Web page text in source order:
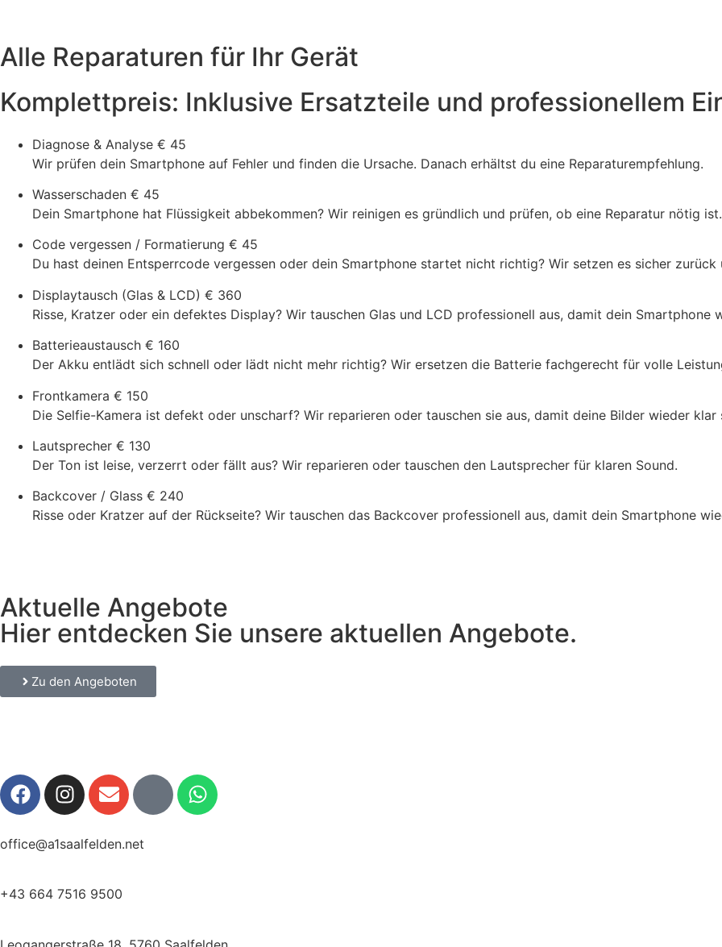
Alle Reparaturen für Ihr Gerät
Komplettpreis: Inklusive Ersatzteile und professionellem
Diagnose & Analyse € 45
Wir prüfen dein Smartphone auf Fehler und finden die Ursache. Danach erhältst du eine Reparaturempfehlung.
Wasserschaden € 45
Dein Smartphone hat Flüssigkeit abbekommen? Wir reinigen es gründlich und prüfen, ob eine Reparatur nötig ist.
Code vergessen / Formatierung € 45
Du hast deinen Entsperrcode vergessen oder dein Smartphone startet nicht richtig? Wir setzen es sicher zurück
Displaytausch (Glas & LCD) € 360
Risse, Kratzer oder ein defektes Display? Wir tauschen Glas und LCD professionell aus, damit dein Smartphone
Batterieaustausch € 160
Der Akku entlädt sich schnell oder lädt nicht mehr richtig? Wir ersetzen die Batterie fachgerecht für volle
Frontkamera € 150
Die Selfie-Kamera ist defekt oder unscharf? Wir reparieren oder tauschen sie aus, damit deine Bilder wieder klar
Lautsprecher € 130
Der Ton ist leise, verzerrt oder fällt aus? Wir reparieren oder tauschen den Lautsprecher für klaren Sound.
Backcover / Glass € 240
Risse oder Kratzer auf der Rückseite? Wir tauschen das Backcover professionell aus, damit dein Smartphone
Aktuelle Angebote
Hier entdecken Sie unsere aktuellen Angebote.
Zu den Angeboten
office@a1saalfelden.net
+43 664 7516 9500